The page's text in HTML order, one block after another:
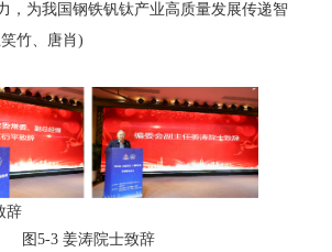
，为我国钢铁钒钛产业高质量发展传递智
竹、唐肖)
王衍平致辞
图5-3 姜涛院士致辞